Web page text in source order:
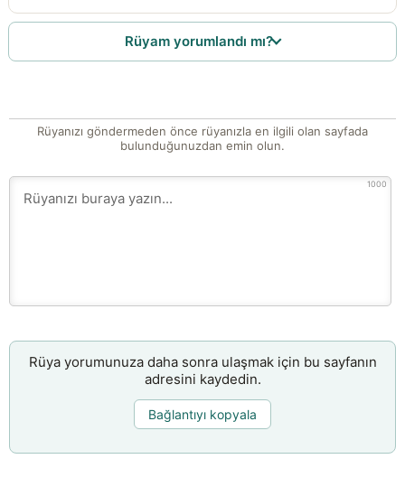
Rüyam yorumlandı mı?
Rüyanızı göndermeden önce rüyanızla en ilgili olan sayfada
bulunduğunuzdan emin olun.
1000
Rüya yorumunuza daha sonra ulaşmak için bu sayfanın
adresini kaydedin.
Bağlantıyı kopyala